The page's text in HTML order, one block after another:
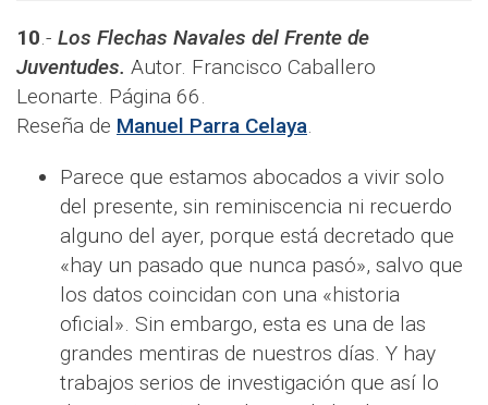
10.- Los Flechas Navales del Frente de
Juventudes. Autor. Francisco Caballero
Leonarte. Página 66.
Reseña de Manuel Parra Celaya.
Parece que estamos abocados a vivir solo
del presente, sin reminiscencia ni recuerdo
alguno del ayer, porque está decretado que
«hay un pasado que nunca pasó», salvo que
los datos coincidan con una «historia
oficial». Sin embargo, esta es una de las
grandes mentiras de nuestros días. Y hay
trabajos serios de investigación que así lo